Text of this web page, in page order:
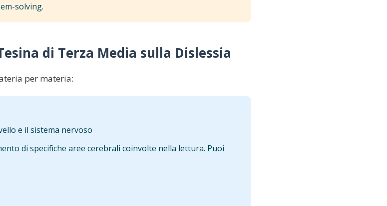
solving.
di Terza Media sulla Dislessia
per materia:
e il sistema nervoso
di specifiche aree cerebrali coinvolte nella lettura. Puoi